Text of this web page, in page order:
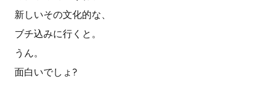
新しいその文化的な、
ブチ込みに行くと。
うん。
面白いでしょ?